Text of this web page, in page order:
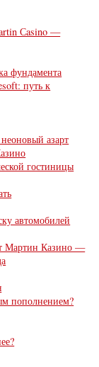
Сasino —
фундамента
путь к
азарт
гостиницы
автомобилей
Мартин Казино —
пополнением?